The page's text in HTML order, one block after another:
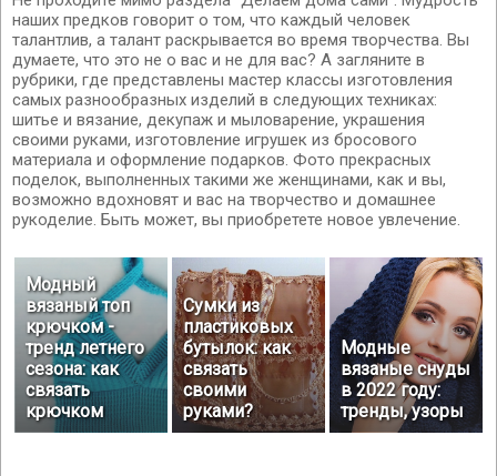
наших предков говорит о том, что каждый человек
талантлив, а талант раскрывается во время творчества. Вы
думаете, что это не о вас и не для вас? А загляните в
рубрики, где представлены мастер классы изготовления
самых разнообразных изделий в следующих техниках:
шитье и вязание, декупаж и мыловарение, украшения
своими руками, изготовление игрушек из бросового
материала и оформление подарков. Фото прекрасных
поделок, выполненных такими же женщинами, как и вы,
возможно вдохновят и вас на творчество и домашнее
рукоделие. Быть может, вы приобретете новое увлечение.
Модный
вязаный топ
крючком -
тренд летнего
сезона: как
связать
крючком
Сумки из
пластиковых
бутылок: как
связать
своими
руками?
Модные
вязаные снуды
в 2022 году:
тренды, узоры